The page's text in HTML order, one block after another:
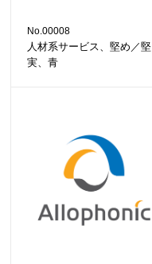
No.00008
人材系サービス、堅め／堅
実、青